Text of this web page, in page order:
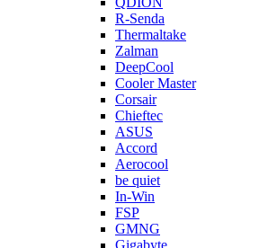
R-Senda
Thermaltake
Zalman
DeepCool
Cooler Master
Corsair
Chieftec
ASUS
Accord
Aerocool
be quiet
In-Win
FSP
GMNG